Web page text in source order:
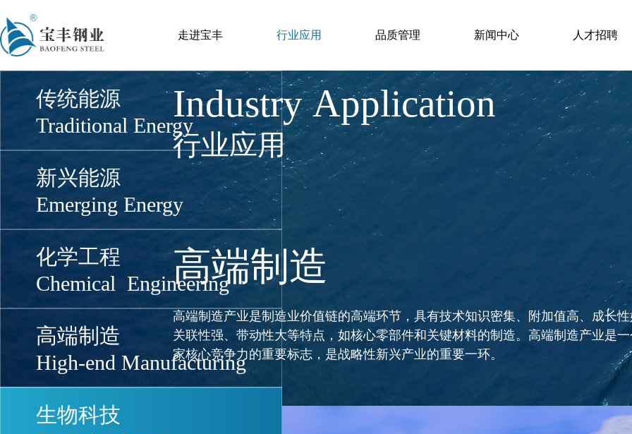
走进宝丰 行业应用 品质管理 新闻中心 人才招聘
传统能源
Traditional Energy
新兴能源
Emerging Energy
化学工程
Chemical Engineering
高端制造
High-end Manufacturing
生物科技
Industry Application
行业应用
生物科技
生物科技，又称为生物工程，指利用生物体（含动物、植物及微生物）来生产有